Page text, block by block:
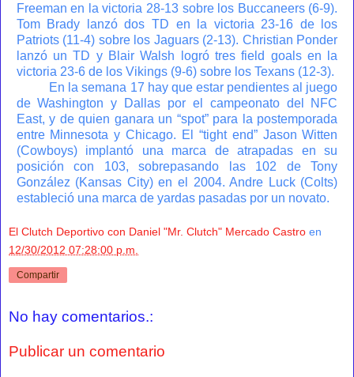
Freeman en la victoria 28-13 sobre los Buccaneers (6-9).
Tom Brady lanzó dos TD en la victoria 23-16 de los
Patriots (11-4) sobre los Jaguars (2-13). Christian Ponder
lanzó un TD y Blair Walsh logró tres field goals en la
victoria 23-6 de los Vikings (9-6) sobre los Texans (12-3).
En la semana 17 hay que estar pendientes al juego
de Washington y Dallas por el campeonato del NFC
East, y de quien ganara un “spot” para la postemporada
entre Minnesota y Chicago. El “tight end” Jason Witten
(Cowboys) implantó una marca de atrapadas en su
posición con 103, sobrepasando las 102 de Tony
González (Kansas City) en el 2004. Andre Luck (Colts)
estableció una marca de yardas pasadas por un novato.
El Clutch Deportivo con Daniel "Mr. Clutch" Mercado Castro en
12/30/2012 07:28:00 p.m.
Compartir
No hay comentarios.:
Publicar un comentario